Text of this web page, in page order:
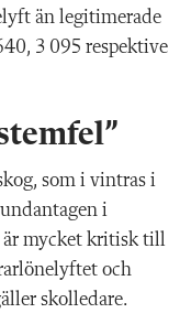
än legitimerade
3 095 respektive
som i vintras i
i
är mycket kritisk till
och
skolledare.